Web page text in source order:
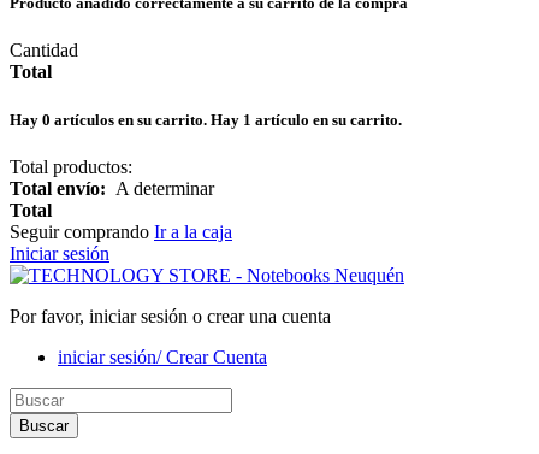
Cantidad
Total
Hay 0 artículos en su carrito. Hay 1 artículo en su carrito.
Total productos:
Total envío: A determinar
Total
Seguir comprando Ir a la caja
Iniciar sesión
Por favor, iniciar sesión o crear una cuenta
iniciar sesión/ Crear Cuenta
Buscar